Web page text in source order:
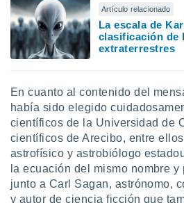
de
un
o acceder
datos
perfiles
Artículo relacionado
La escala de
clasificación de
extraterrestres
En cuanto al contenido del
había sido elegido
científicos de la Universidad de
científicos de Arecibo, entre
astrofísico y astrobiólogo
la ecuación del mismo nombre
junto a Carl Sagan, astrónomo,
y autor de ciencia ficción que